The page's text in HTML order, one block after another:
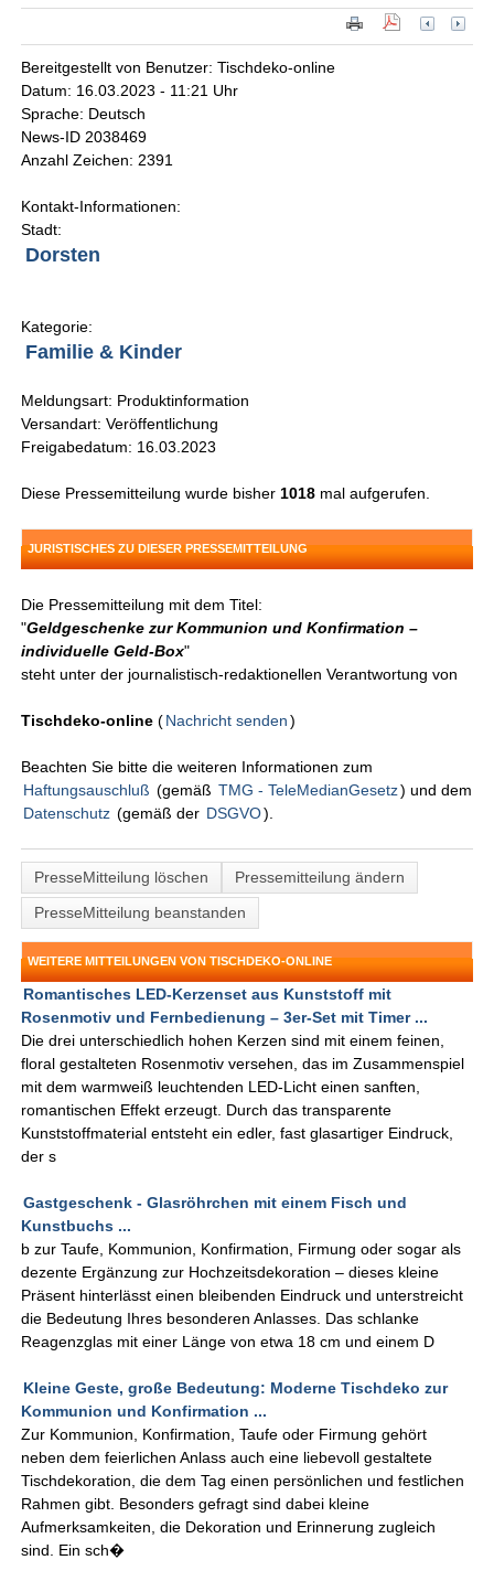
Bereitgestellt von Benutzer: Tischdeko-online
Datum: 16.03.2023 - 11:21 Uhr
Sprache: Deutsch
News-ID 2038469
Anzahl Zeichen: 2391
Kontakt-Informationen:
Stadt:
Dorsten
Kategorie:
Familie & Kinder
Meldungsart: Produktinformation
Versandart: Veröffentlichung
Freigabedatum: 16.03.2023
Diese Pressemitteilung wurde bisher 1018 mal aufgerufen.
JURISTISCHES ZU DIESER PRESSEMITTEILUNG
Die Pressemitteilung mit dem Titel:
"Geldgeschenke zur Kommunion und Konfirmation –
individuelle Geld-Box"
steht unter der journalistisch-redaktionellen Verantwortung von
Tischdeko-online (Nachricht senden )
Beachten Sie bitte die weiteren Informationen zum
Haftungsauschluß (gemäß TMG - TeleMedianGesetz) und dem
Datenschutz (gemäß der DSGVO).
PresseMitteilung löschen
Pressemitteilung ändern
PresseMitteilung beanstanden
WEITERE MITTEILUNGEN VON TISCHDEKO-ONLINE
Romantisches LED-Kerzenset aus Kunststoff mit
Rosenmotiv und Fernbedienung – 3er-Set mit Timer ...
Die drei unterschiedlich hohen Kerzen sind mit einem feinen,
floral gestalteten Rosenmotiv versehen, das im Zusammenspiel
mit dem warmweiß leuchtenden LED-Licht einen sanften,
romantischen Effekt erzeugt. Durch das transparente
Kunststoffmaterial entsteht ein edler, fast glasartiger Eindruck,
der s
Gastgeschenk - Glasröhrchen mit einem Fisch und
Kunstbuchs ...
b zur Taufe, Kommunion, Konfirmation, Firmung oder sogar als
dezente Ergänzung zur Hochzeitsdekoration – dieses kleine
Präsent hinterlässt einen bleibenden Eindruck und unterstreicht
die Bedeutung Ihres besonderen Anlasses. Das schlanke
Reagenzglas mit einer Länge von etwa 18 cm und einem D
Kleine Geste, große Bedeutung: Moderne Tischdeko zur
Kommunion und Konfirmation ...
Zur Kommunion, Konfirmation, Taufe oder Firmung gehört
neben dem feierlichen Anlass auch eine liebevoll gestaltete
Tischdekoration, die dem Tag einen persönlichen und festlichen
Rahmen gibt. Besonders gefragt sind dabei kleine
Aufmerksamkeiten, die Dekoration und Erinnerung zugleich
sind. Ein sch�